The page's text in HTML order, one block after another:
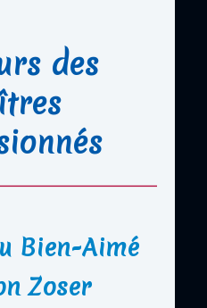
des
Bien-Aimé
Zoser